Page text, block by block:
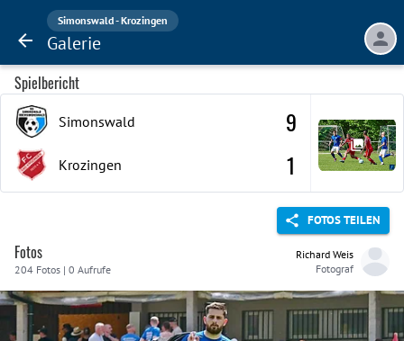
Simonswald - Krozingen
Galerie
Spielbericht
Simonswald
Krozingen
9
1
FOTOS TEILEN
Fotos
204 Fotos | 0 Aufrufe
Richard Weis
Fotograf